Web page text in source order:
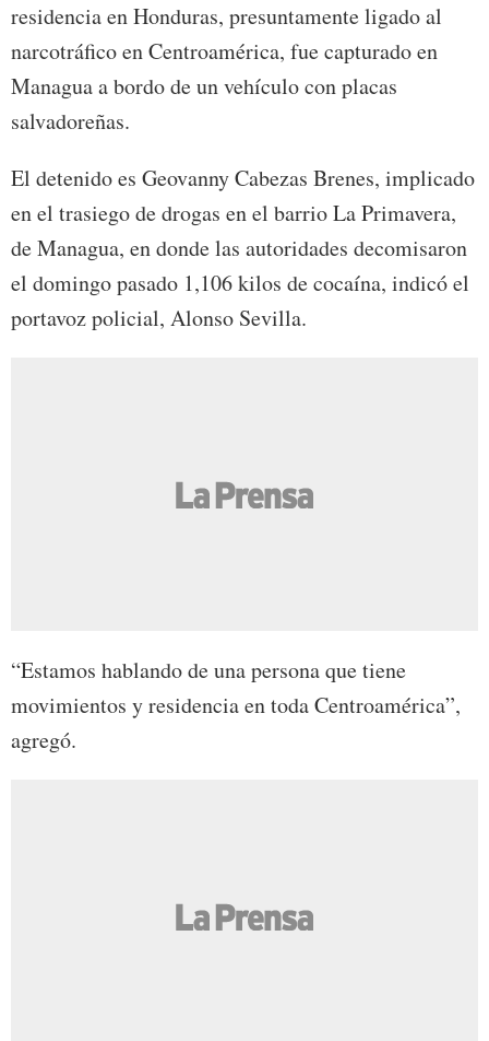
residencia en Honduras, presuntamente ligado al
narcotráfico en Centroamérica, fue capturado en
Managua a bordo de un vehículo con placas
salvadoreñas.
El detenido es Geovanny Cabezas Brenes, implicado
en el trasiego de drogas en el barrio La Primavera,
de Managua, en donde las autoridades decomisaron
el domingo pasado 1,106 kilos de cocaína, indicó el
portavoz policial, Alonso Sevilla.
“Estamos hablando de una persona que tiene
movimientos y residencia en toda Centroamérica”,
agregó.